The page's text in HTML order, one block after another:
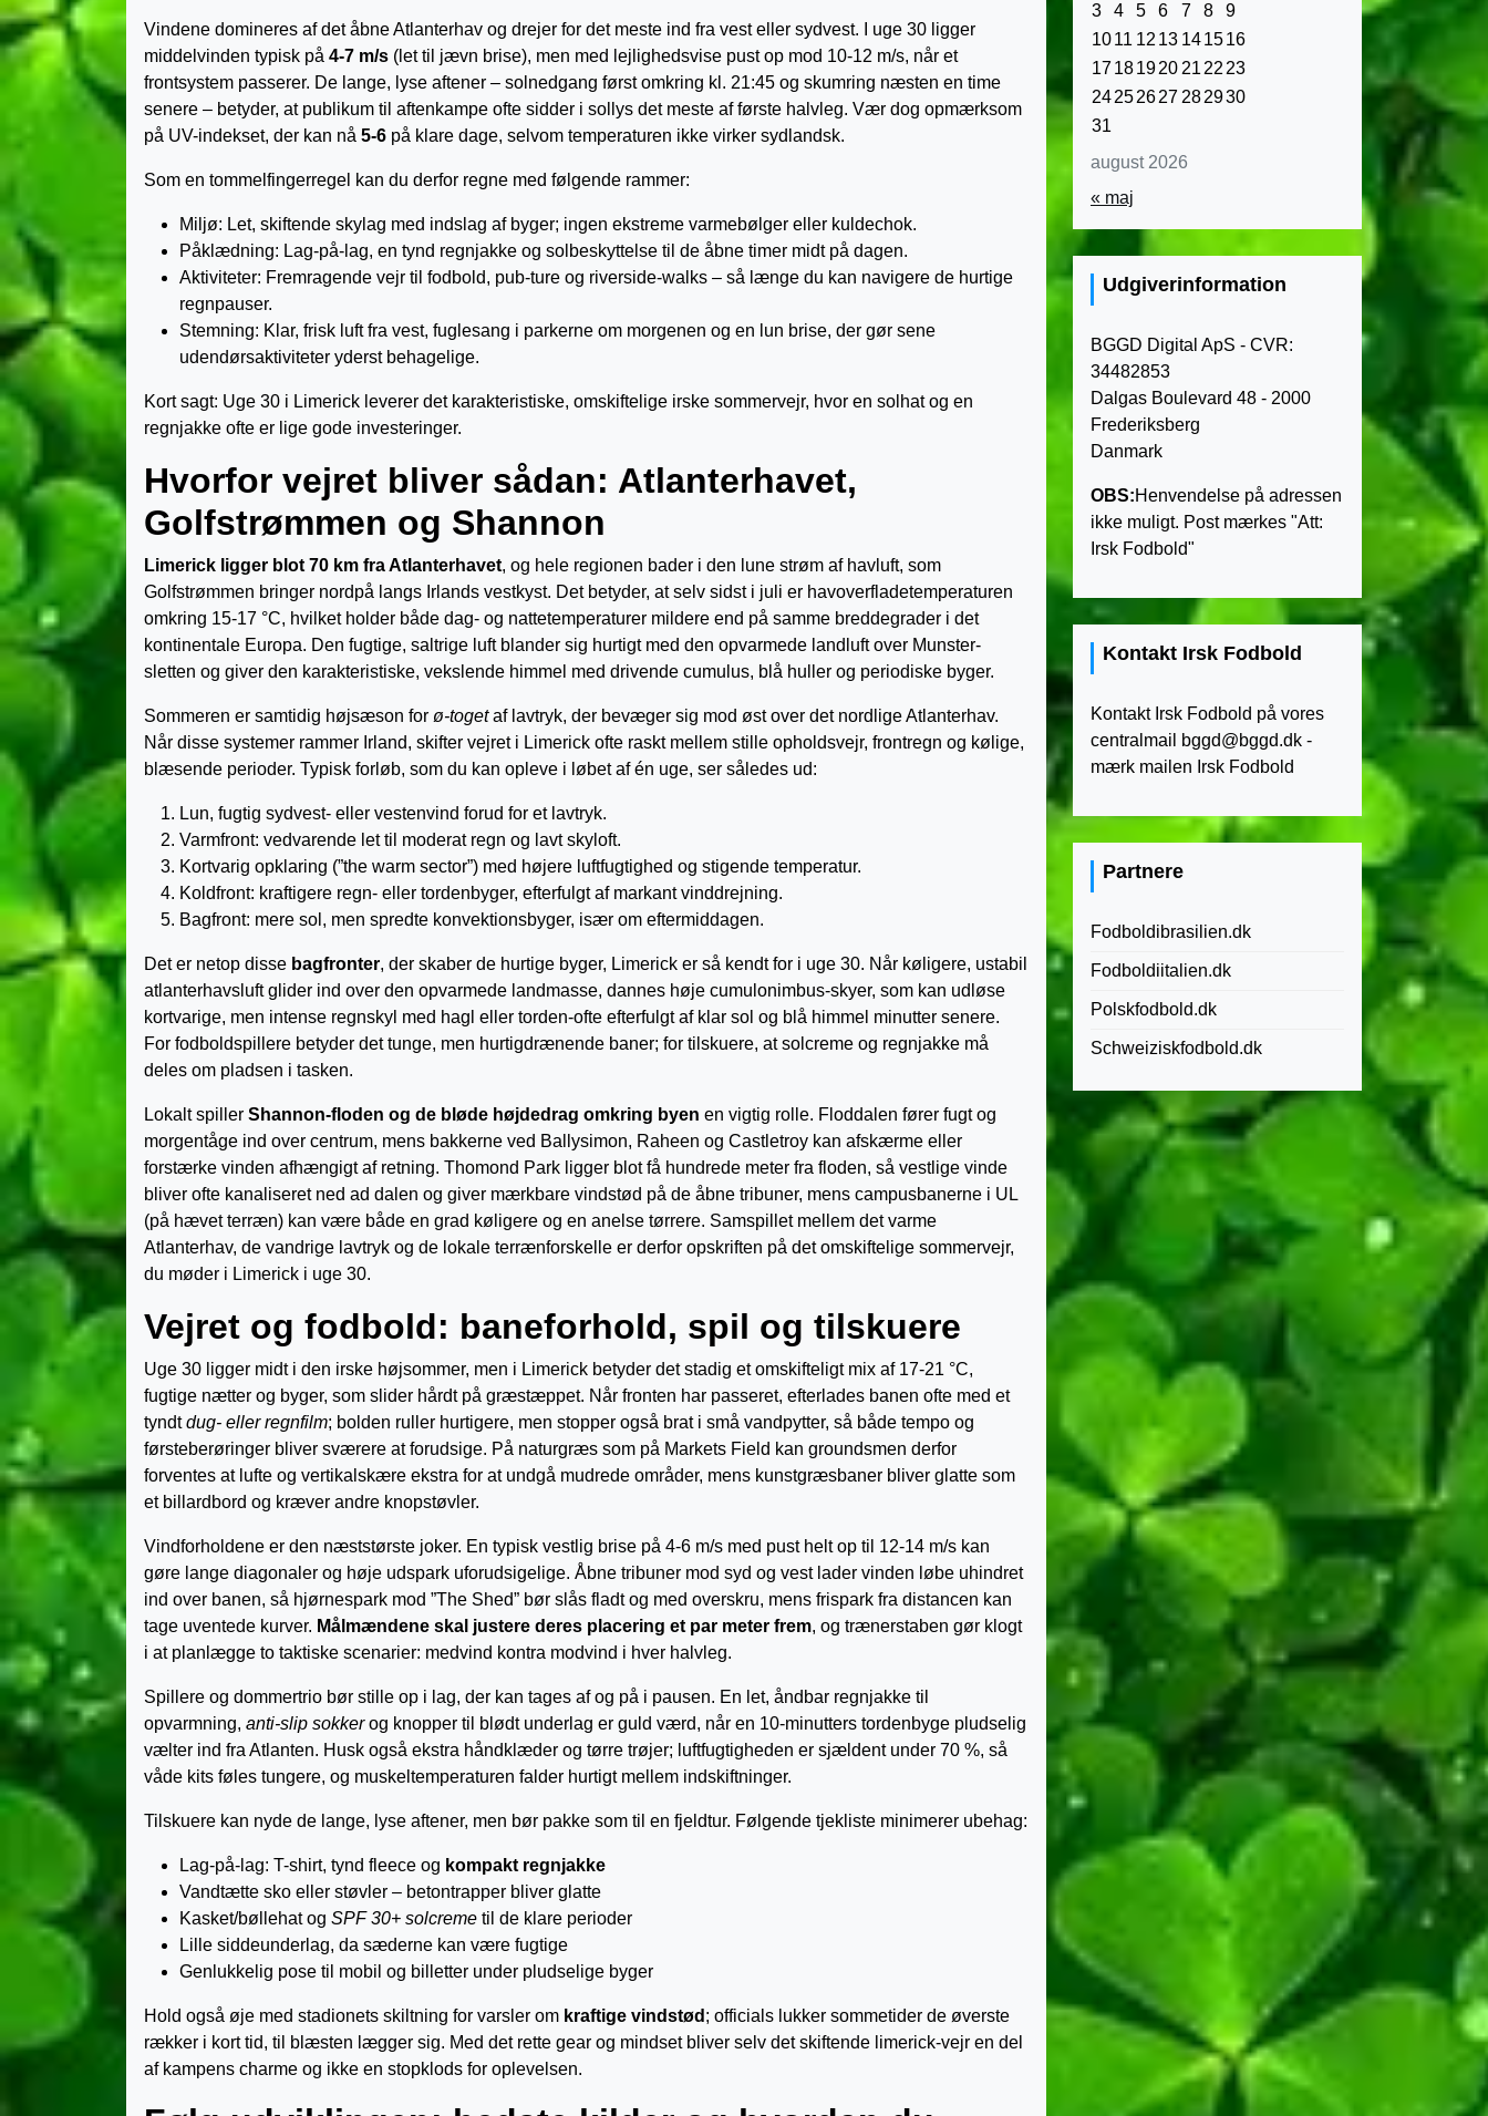
Vindene domineres af det åbne Atlanterhav og drejer for det meste ind fra vest eller sydvest. I uge 30 ligger
middelvinden typisk på 4-7 m/s (let til jævn brise), men med lejlighedsvise pust op mod 10-12 m/s, når et
frontsystem passerer. De lange, lyse aftener – solnedgang først omkring kl. 21:45 og skumring næsten en time
senere – betyder, at publikum til aften­kampe ofte sidder i sollys det meste af første halvleg. Vær dog opmærksom
på UV-indekset, der kan nå 5-6 på klare dage, selvom temperaturen ikke virker sydlandsk.
Som en tommelfingerregel kan du derfor regne med følgende rammer:
Miljø: Let, skiftende sky­lag med indslag af byger; ingen ekstreme varmebølger eller kuldechok.
Påklædning: Lag-på-lag, en tynd regnjakke og solbeskyttelse til de åbne timer midt på dagen.
Aktiviteter: Fremragende vejr til fodbold, pub-ture og riverside-walks – så længe du kan navigere de hurtige
regn­pauser.
Stemning: Klar, frisk luft fra vest, fuglesang i parkerne om morgenen og en lun brise, der gør sene
udendørsaktiviteter yderst behagelige.
Kort sagt: Uge 30 i Limerick leverer det karakteristiske, omskiftelige irske sommervejr, hvor en solhat og en
regnjakke ofte er lige gode investeringer.
Hvorfor vejret bliver sådan: Atlanterhavet,
Golfstrømmen og Shannon
Limerick ligger blot 70 km fra Atlanterhavet, og hele regionen bader i den lune strøm af havluft, som
Golfstrømmen bringer nordpå langs Irlands vestkyst. Det betyder, at selv sidst i juli er havoverfladetemperaturen
omkring 15-17 °C, hvilket holder både dag- og nattetemperaturer mildere end på samme breddegrader i det
kontinentale Europa. Den fugtige, saltrige luft blander sig hurtigt med den opvarmede landluft over Munster-
sletten og giver den karakteristiske, vekslende himmel med drivende cumulus, blå huller og periodiske byger.
Sommeren er samtidig højsæson for ø-togetaf lavtryk, der bevæger sig mod øst over det nordlige Atlanterhav.
Når disse systemer rammer Irland, skifter vejret i Limerick ofte raskt mellem stille opholdsvejr, frontregn og kølige,
blæsende perioder. Typisk forløb, som du kan opleve i løbet af én uge, ser således ud:
Lun, fugtig sydvest- eller vestenvind forud for et lavtryk.
Varmfront: vedvarende let til moderat regn og lavt skyloft.
Kortvarig opklaring (”the warm sector”) med højere luftfugtighed og stigende temperatur.
Koldfront: kraftigere regn- eller tordenbyger, efterfulgt af markant vinddrejning.
Bagfront: mere sol, men spredte konvektionsbyger, især om eftermiddagen.
Det er netop disse bagfronter, der skaber de hurtige byger, Limerick er så kendt for i uge 30. Når køligere, ustabil
atlanterhavsluft glider ind over den opvarmede landmasse, dannes høje cumulonimbus-skyer, som kan udløse
kortvarige, men intense regnskyl med hagl eller torden-ofte efterfulgt af klar sol og blå himmel minutter senere.
For fodboldspillere betyder det tunge, men hurtigdrænende baner; for tilskuere, at solcreme og regnjakke må
deles om pladsen i tasken.
Lokalt spiller Shannon-floden og de bløde højdedrag omkring byen en vigtig rolle. Floddalen fører fugt og
morgentåge ind over centrum, mens bakkerne ved Ballysimon, Raheen og Castletroy kan afskærme eller
forstærke vinden afhængigt af retning. Thomond Park ligger blot få hundrede meter fra floden, så vestlige vinde
bliver ofte kanaliseret ned ad dalen og giver mærkbare vindstød på de åbne tribuner, mens campusbanerne i UL
(på hævet terræn) kan være både en grad køligere og en anelse tørrere. Samspillet mellem det varme
Atlanterhav, de vandrige lavtryk og de lokale terrænforskelle er derfor opskriften på det omskiftelige sommervejr,
du møder i Limerick i uge 30.
Vejret og fodbold: baneforhold, spil og tilskuere
Uge 30 ligger midt i den irske højsommer, men i Limerick betyder det stadig et omskifteligt mix af 17-21 °C,
fugtige nætter og byger, som slider hårdt på græstæppet. Når fronten har passeret, efterlades banen ofte med et
tyndtdug- eller regnfilm; bolden ruller hurtigere, men stopper også brat i små vandpytter, så både tempo og
førsteberøringer bliver sværere at forudsige. På naturgræs som på Markets Field kan groundsmen derfor
forventes at lufte og vertikalskære ekstra for at undgå mudrede områder, mens kunstgræsbaner bliver glatte som
et billardbord og kræver andre knopstøvler.
Vindforholdene er den næststørste joker. En typisk vestlig brise på 4-6 m/s med pust helt op til 12-14 m/s kan
gøre lange diagonaler og høje udspark uforudsigelige. Åbne tribuner mod syd og vest lader vinden løbe uhindret
ind over banen, så hjørnespark mod ”The Shed” bør slås fladt og med overskru, mens frispark fra distancen kan
tage uventede kurver. Målmændene skal justere deres placering et par meter frem, og trænerstaben gør klogt
i at planlægge to taktiske scenarier: medvind kontra modvind i hver halvleg.
Spillere og dommertrio bør stille op i lag, der kan tages af og på i pausen. En let, åndbar regnjakke til
opvarmning, anti-slip sokkerog knopper til blødt underlag er guld værd, når en 10-minutters tordenbyge pludselig
vælter ind fra Atlanten. Husk også ekstra håndklæder og tørre trøjer; luftfugtigheden er sjældent under 70 %, så
våde kits føles tungere, og muskeltemperaturen falder hurtigt mellem indskiftninger.
Tilskuere kan nyde de lange, lyse aftener, men bør pakke som til en fjeldtur. Følgende tjekliste minimerer ubehag:
Lag-på-lag: T-shirt, tynd fleece og kompakt regnjakke
Vandtætte sko eller støvler – betontrapper bliver glatte
Kasket/bøllehat og SPF 30+ solcreme til de klare perioder
Lille siddeunderlag, da sæderne kan være fugtige
Genlukkelig pose til mobil og billetter under pludselige byger
Hold også øje med stadionets skiltning for varsler om kraftige vindstød ; officials lukker sommetider de øverste
rækker i kort tid, til blæsten lægger sig. Med det rette gear og mindset bliver selv det skiftende limerick-vejr en del
af kampens charme og ikke en stopklods for oplevelsen.
august 2026
3
4 5 6 7 8
9
1011 12 13 141516
17181920 21 22 23
24252627 282930
31
« maj
Udgiverinformation
BGGD Digital ApS - CVR:
34482853
Dalgas Boulevard 48 - 2000
Frederiksberg
Danmark
OBS:Henvendelse på adressen
ikke muligt. Post mærkes "Att:
Irsk Fodbold"
Kontakt Irsk Fodbold
Kontakt Irsk Fodbold på vores
centralmail
bggd@bggd.dk -
mærk mailen Irsk Fodbold
Partnere
Fodboldibrasilien.dk
Fodboldiitalien.dk
Polskfodbold.dk
Schweiziskfodbold.dk